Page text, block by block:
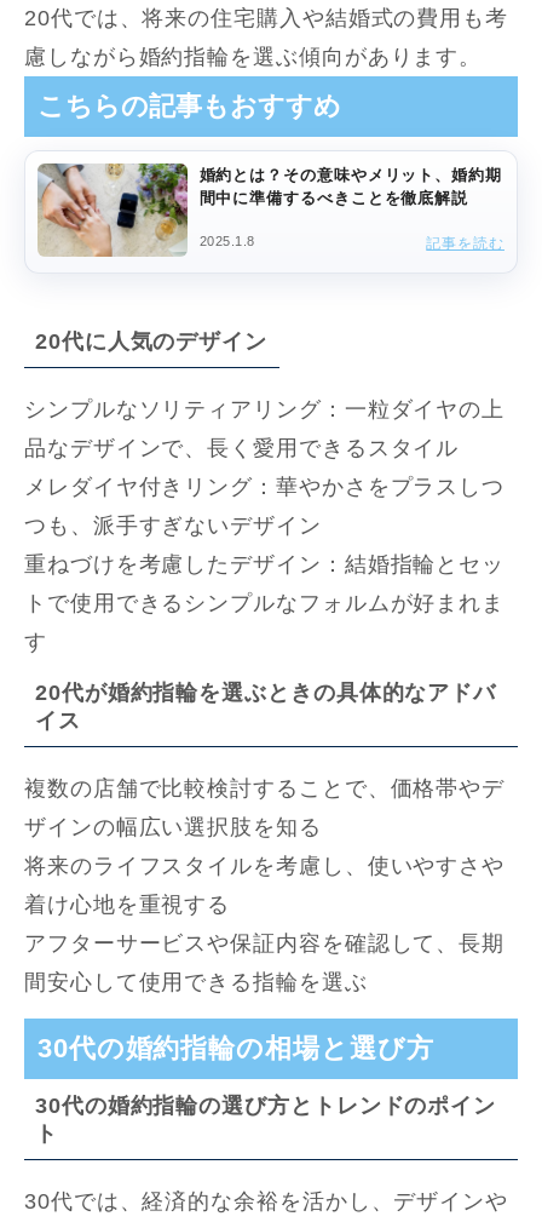
20代では、将来の住宅購入や結婚式の費用も考
慮しながら婚約指輪を選ぶ傾向があります。
こちらの記事もおすすめ
婚約とは？その意味やメリット、婚約期
間中に準備するべきことを徹底解説
2025.1.8 記事を読む
20代に人気のデザイン
シンプルなソリティアリング：一粒ダイヤの上
品なデザインで、長く愛用できるスタイル
メレダイヤ付きリング：華やかさをプラスしつ
つも、派手すぎないデザイン
重ねづけを考慮したデザイン：結婚指輪とセッ
トで使用できるシンプルなフォルムが好まれま
す
20代が婚約指輪を選ぶときの具体的なアドバ
イス
複数の店舗で比較検討することで、価格帯やデ
ザインの幅広い選択肢を知る
将来のライフスタイルを考慮し、使いやすさや
着け心地を重視する
アフターサービスや保証内容を確認して、長期
間安心して使用できる指輪を選ぶ
30代の婚約指輪の相場と選び方
30代の婚約指輪の選び方とトレンドのポイン
ト
30代では、経済的な余裕を活かし、デザインや